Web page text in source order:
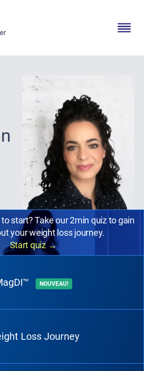
start? Take our 2min quiz to gain
your weight loss journey.
Start quiz →
NOUVEAU!
Loss Journey